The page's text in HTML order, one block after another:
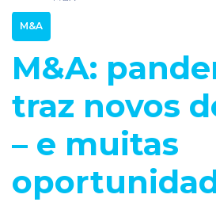
M&A
M&A:
traz novos
– e muitas